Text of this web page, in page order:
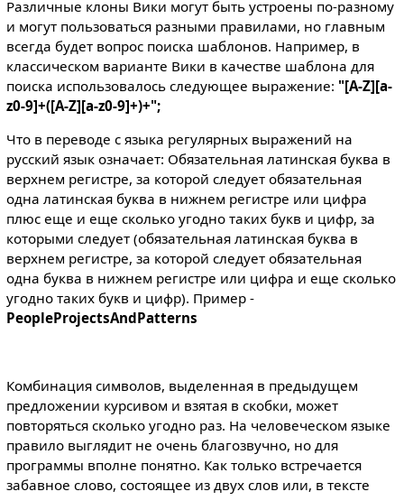
Различные клоны Вики могут быть устроены по-разному
и могут пользоваться разными правилами, но главным
всегда будет вопрос поиска шаблонов. Например, в
классическом варианте Вики в качестве шаблона для
поиска использовалось следующее выражение: "[A-Z][a-
z0-9]+([A-Z][a-z0-9]+)+";
Что в переводе с языка регулярных выражений на
русский язык означает: Обязательная латинская буква в
верхнем регистре, за которой следует обязательная
одна латинская буква в нижнем регистре или цифра
плюс еще и еще сколько угодно таких букв и цифр, за
которыми следует (обязательная латинская буква в
верхнем регистре, за которой следует обязательная
одна буква в нижнем регистре или цифра и еще сколько
угодно таких букв и цифр). Пример -
PeopleProjectsAndPatterns
Комбинация символов, выделенная в предыдущем
предложении курсивом и взятая в скобки, может
повторяться сколько угодно раз. На человеческом языке
правило выглядит не очень благозвучно, но для
программы вполне понятно. Как только встречается
забавное слово, состоящее из двух слов или, в тексте